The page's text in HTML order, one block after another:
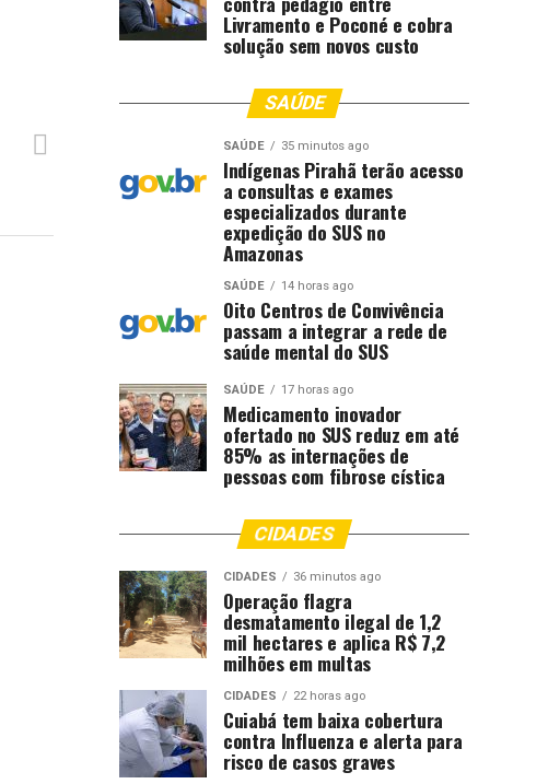
Livramento e Poconé e cobra
solução sem novos custo
SAÚDE
SAÚDE 35 minutos ago
Indígenas Pirahã terão acesso
a consultas e exames
especializados durante
expedição do SUS no
Amazonas
SAÚDE 14 horas ago
Oito Centros de Convivência
passam a integrar a rede de
saúde mental do SUS
SAÚDE 17 horas ago
Medicamento inovador
ofertado no SUS reduz em até
85% as internações de
pessoas com fibrose cística
CIDADES
CIDADES 36 minutos ago
Operação flagra
desmatamento ilegal de 1,2
mil hectares e aplica R$ 7,2
milhões em multas
CIDADES 22 horas ago
Cuiabá tem baixa cobertura
contra Influenza e alerta para
risco de casos graves